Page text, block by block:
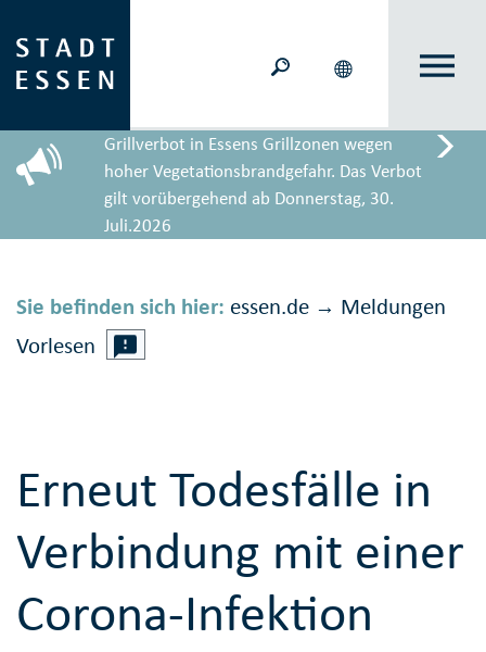
Grillverbot in Essens Grillzonen wegen
hoher Vegetationsbrandgefahr. Das Verbot
gilt vorübergehend ab Donnerstag, 30.
Juli.2026
Sie befinden sich hier: essen.de → Meldungen
Vorlesen
Erneut Todesfälle in
Verbindung mit einer
Corona-Infektion